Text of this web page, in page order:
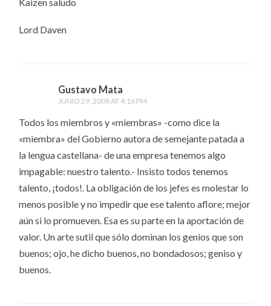
Kaizen saludo
Lord Daven
Gustavo Mata
JUNIO 29, 2008 AT 4:16 PM
Todos los miembros y «miembras» -como dice la
«miembra» del Gobierno autora de semejante patada a
la lengua castellana- de una empresa tenemos algo
impagable: nuestro talento.- Insisto todos tenemos
talento, ¡todos!. La obligación de los jefes es molestar lo
menos posible y no impedir que ese talento aflore; mejor
aún si lo promueven. Esa es su parte en la aportación de
valor. Un arte sutil que sólo dominan los genios que son
buenos; ojo, he dicho buenos, no bondadosos; geniso y
buenos.